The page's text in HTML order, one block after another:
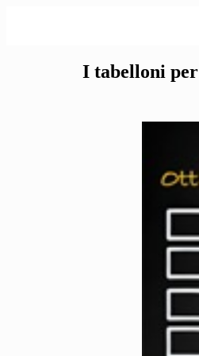
I tabelloni